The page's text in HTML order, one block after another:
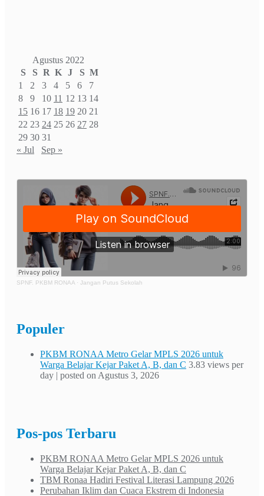
Agustus 2022
S
S R K J S M
1
2 3 4 5 6
7
8
9 10 11 12 13 14
15 16 17 18 19 20 21
22 23 24 25 26 27 28
29 30 31
« Jul
Sep »
SPNF. PKBM RONAA · Jangan Putus Sekolah
Populer
PKBM RONAA Metro Gelar MPLS 2026 untuk
Warga Belajar Kejar Paket A, B, dan C 3.83 views per
day | posted on Agustus 3, 2026
Pos-pos Terbaru
PKBM RONAA Metro Gelar MPLS 2026 untuk
Warga Belajar Kejar Paket A, B, dan C
TBM Ronaa Hadiri Festival Literasi Lampung 2026
Perubahan Iklim dan Cuaca Ekstrem di Indonesia